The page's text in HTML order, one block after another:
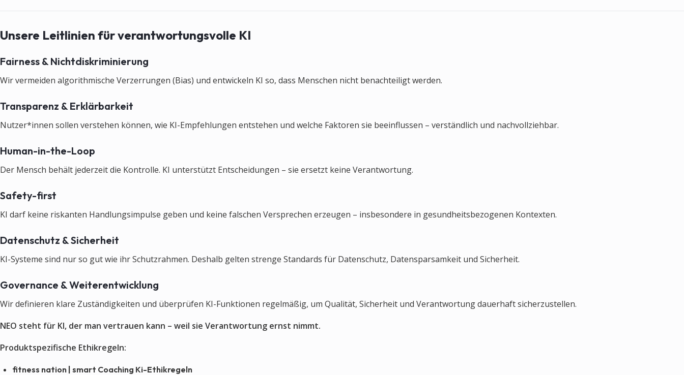
Unsere Leitlinien für verantwortungsvolle KI
Fairness & Nichtdiskriminierung
Wir vermeiden algorithmische Verzerrungen (Bias) und entwickeln KI so, dass Menschen nicht benachteiligt werden.
Transparenz & Erklärbarkeit
Nutzer*innen sollen verstehen können, wie KI-Empfehlungen entstehen und welche Faktoren sie beeinflussen – verständlich und nachvollziehbar.
Human-in-the-Loop
Der Mensch behält jederzeit die Kontrolle. KI unterstützt Entscheidungen – sie ersetzt keine Verantwortung.
Safety-first
KI darf keine riskanten Handlungsimpulse geben und keine falschen Versprechen erzeugen – insbesondere in gesundheitsbezogenen Kontexten.
Datenschutz & Sicherheit
KI-Systeme sind nur so gut wie ihr Schutzrahmen. Deshalb gelten strenge Standards für Datenschutz, Datensparsamkeit und Sicherheit.
Governance & Weiterentwicklung
Wir definieren klare Zuständigkeiten und überprüfen KI-Funktionen regelmäßig, um Qualität, Sicherheit und Verantwortung dauerhaft sicherzustellen.
NEO steht für KI, der man vertrauen kann – weil sie Verantwortung ernst nimmt.
Produktspezifische Ethikregeln:
fitness nation | smart Coaching Ki-Ethikregeln